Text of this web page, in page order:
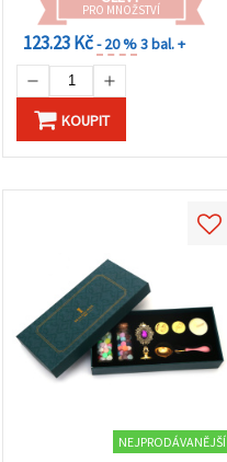
PRO MNOŽSTVÍ
123.23 Kč- 20 %3 bal. +
KOUPIT
NEJPRODÁVANĚJŠÍ